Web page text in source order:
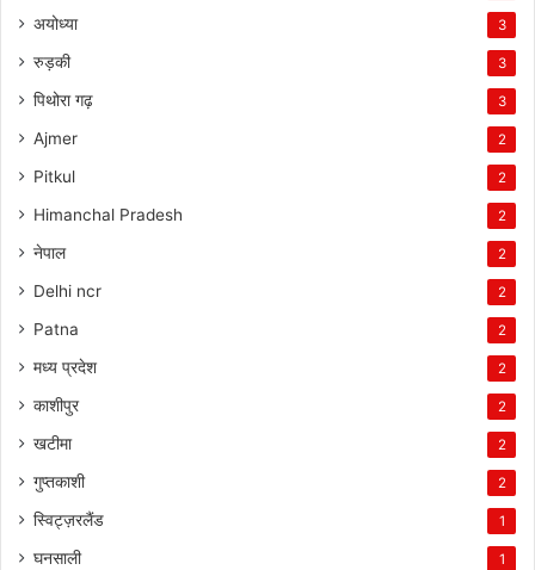
अयोध्या 3
रुड़की 3
पिथोरा गढ़ 3
Ajmer 2
Pitkul 2
Himanchal Pradesh 2
नेपाल 2
Delhi ncr 2
Patna 2
मध्य प्रदेश 2
काशीपुर 2
खटीमा 2
गुप्तकाशी 2
स्विट्ज़रलैंड 1
घनसाली 1